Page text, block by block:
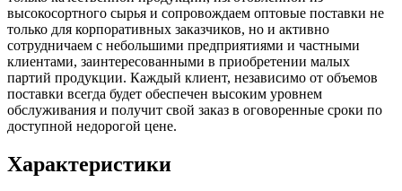
высокосортного сырья и сопровождаем оптовые поставки не
только для корпоративных заказчиков, но и активно
сотрудничаем с небольшими предприятиями и частными
клиентами, заинтересованными в приобретении малых
партий продукции. Каждый клиент, независимо от объемов
поставки всегда будет обеспечен высоким уровнем
обслуживания и получит свой заказ в оговоренные сроки по
доступной недорогой цене.
Характеристики